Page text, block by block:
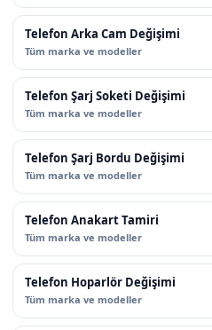
Telefon Arka Cam Değişimi
Tüm marka ve modeller
Telefon Şarj Soketi Değişimi
Tüm marka ve modeller
Telefon Şarj Bordu Değişimi
Tüm marka ve modeller
Telefon Anakart Tamiri
Tüm marka ve modeller
Telefon Hoparlör Değişimi
Tüm marka ve modeller